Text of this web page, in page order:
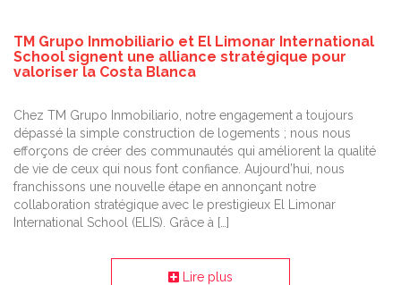
TM Grupo Inmobiliario et El Limonar International
School signent une alliance stratégique pour
valoriser la Costa Blanca
Chez TM Grupo Inmobiliario, notre engagement a toujours
dépassé la simple construction de logements ; nous nous
efforçons de créer des communautés qui améliorent la qualité
de vie de ceux qui nous font confiance. Aujourd’hui, nous
franchissons une nouvelle étape en annonçant notre
collaboration stratégique avec le prestigieux El Limonar
International School (ELIS). Grâce à […]
Lire plus